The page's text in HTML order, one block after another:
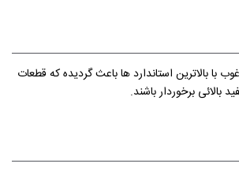
با بالاترین استاندارد ها باعث گردیده كه قطعات
بالائی برخوردار باشند.